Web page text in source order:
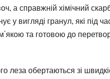
а справжній хімічний
у вигляді гранул, які під
та готовою до
леза обертаються зі